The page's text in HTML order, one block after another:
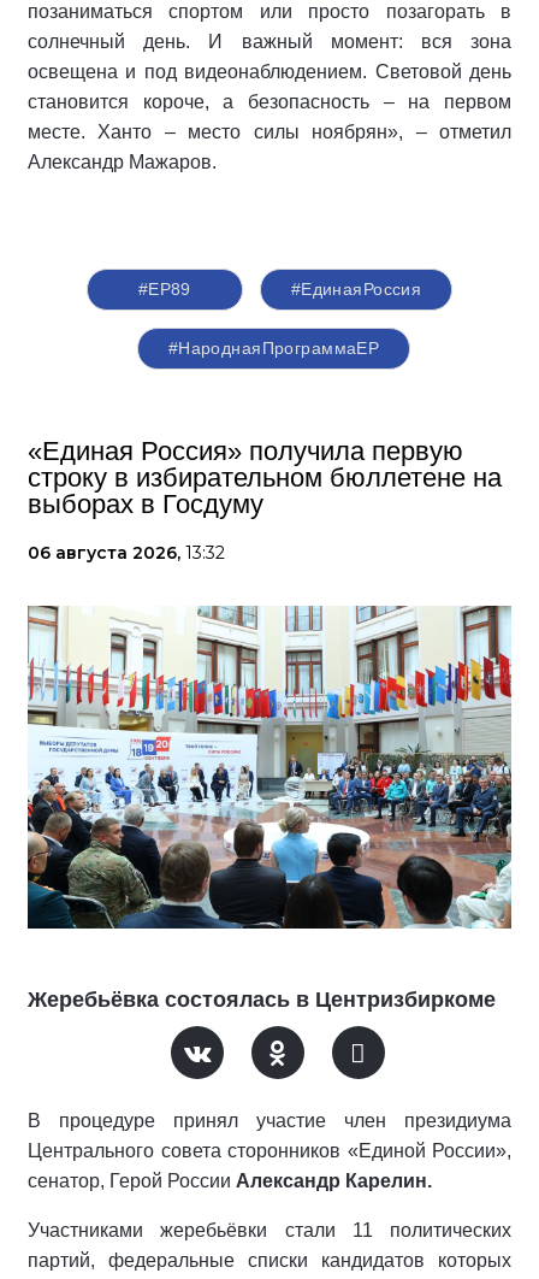
позаниматься спортом или просто позагорать в
солнечный день. И важный момент: вся зона
освещена и под видеонаблюдением. Световой день
становится короче, а безопасность – на первом
месте. Ханто – место силы ноябрян», – отметил
Александр Мажаров.
#ЕР89 #‎ЕдинаяРоссия
#НароднаяПрограммаЕР
«Единая Россия» получила первую
строку в избирательном бюллетене на
выборах в Госдуму
06 августа 2026, 13:32
Жеребьёвка состоялась в Центризбиркоме
В процедуре принял участие член президиума
Центрального совета сторонников «Единой России»,
сенатор, Герой России Александр Карелин.
Участниками жеребьёвки стали 11 политических
партий, федеральные списки кандидатов которых